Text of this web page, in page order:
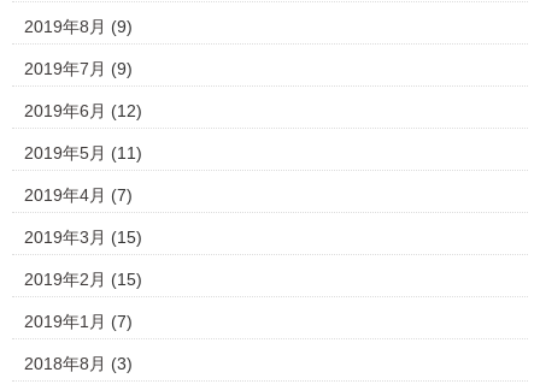
2019年8月 (9)
2019年7月 (9)
2019年6月 (12)
2019年5月 (11)
2019年4月 (7)
2019年3月 (15)
2019年2月 (15)
2019年1月 (7)
2018年8月 (3)